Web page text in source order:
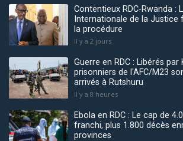
Contentieux RDC-Rwanda :
Internationale de la Justice
la procédure
Il y a 2 jours
Guerre en RDC : Libérés par
prisonniers de l'AFC/M23
arrivés à Rutshuru
Il y a 8 heures
Ebola en RDC : Le cap de
franchi, plus 1.800 décès
provinces